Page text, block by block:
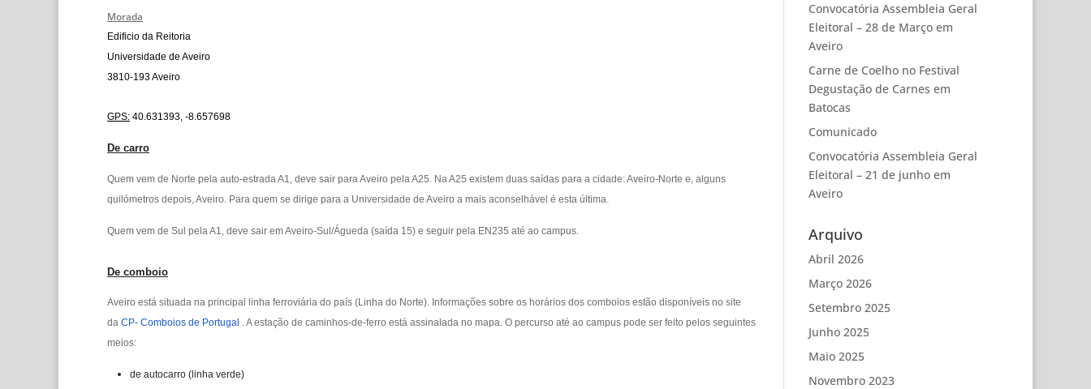
Morada
Edificio da Reitoria
Universidade de Aveiro
3810-193 Aveiro
GPS: 40.631393, -8.657698
De carro
Quem vem de Norte pela auto-estrada A1, deve sair para Aveiro pela A25. Na A25 existem duas saídas para a cidade: Aveiro-Norte e, alguns
quilómetros depois, Aveiro. Para quem se dirige para a Universidade de Aveiro a mais aconselhável é esta última.
Quem vem de Sul pela A1, deve sair em Aveiro-Sul/Águeda (saída 15) e seguir pela EN235 até ao campus.
De comboio
Aveiro está situada na principal linha ferroviária do país (Linha do Norte). Informações sobre os horários dos comboios estão disponíveis no site
da CP- Comboios de Portugal . A estação de caminhos-de-ferro está assinalada no mapa. O percurso até ao campus pode ser feito pelos seguintes
meios:
de autocarro (linha verde)
Convocatória Assembleia Geral
Eleitoral – 28 de Março em
Aveiro
Carne de Coelho no Festival
Degustação de Carnes em
Batocas
Comunicado
Convocatória Assembleia Geral
Eleitoral – 21 de junho em
Aveiro
Arquivo
Abril 2026
Março 2026
Setembro 2025
Junho 2025
Maio 2025
Novembro 2023